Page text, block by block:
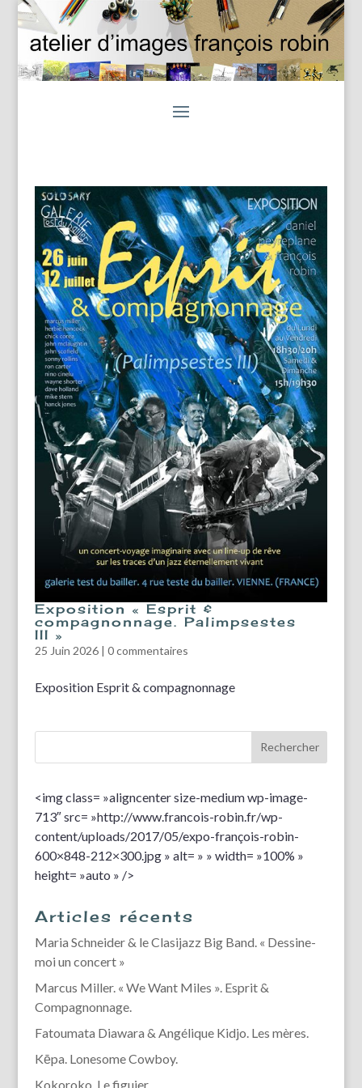
Exposition « Esprit &
compagnonnage. Palimpsestes
III »
25 Juin 2026| 0 commentaires
Exposition Esprit & compagnonnage
<img class= »aligncenter size-medium wp-image-
713″ src= »http://www.francois-robin.fr/wp-
content/uploads/2017/05/expo-françois-robin-
600×848-212×300.jpg » alt= » » width= »100% »
height= »auto » />
Articles récents
Maria Schneider & le Clasijazz Big Band. « Dessine-
moi un concert »
Marcus Miller. « We Want Miles ». Esprit &
Compagnonnage.
Fatoumata Diawara & Angélique Kidjo. Les mères.
Kēpa. Lonesome Cowboy.
Kokoroko. Le figuier